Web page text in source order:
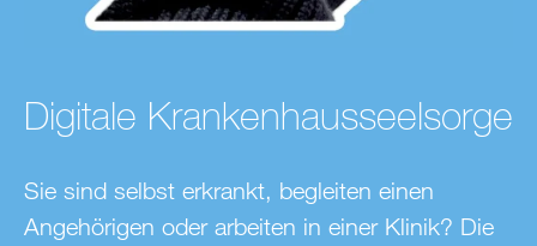
Digitale Krankenhausseelsorge
Sie sind selbst erkrankt, begleiten einen
Angehörigen oder arbeiten in einer Klinik? Die